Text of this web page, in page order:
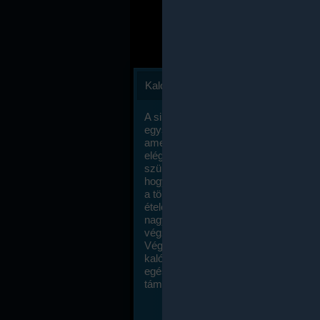
Kalóriaszámlálás
A sikeres fogyás titka valójában igen
egyszerű: égess több energiát, mint
amennyit beviszel. Természetesen
elég nagy fegyelemre és akaraterőre
szükség, de meglepődve fogod
hogy a kalóriaszámolás mennyire
a többi diétához képest. Itt nincsenek
ételek és a megengedett kalóriabevitelt
nagymértékben növelheted ha
végzel.
Végül, de nem utolsó sorban, a
kalóriaszámolás módszerét a legtöbb
egészségügyi szakorvos ajánlja és
támogatja.